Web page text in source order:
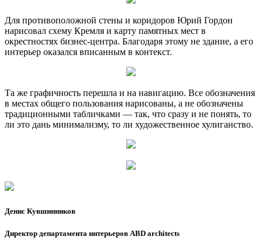
Для противоположной стены и коридоров Юрий Гордон
нарисовал схему Кремля и карту памятных мест в
окрестностях бизнес-центра. Благодаря этому не здание, а его
интерьер оказался вписанным в контекст.
Та же графичность перешла и на навигацию. Все обозначения
в местах общего пользования нарисованы, а не обозначены
традиционными табличками — так, что сразу и не понять, то
ли это дань минимализму, то ли художественное хулиганство.
Денис Кувшинников
Директор департамента интерьеров ABD architects